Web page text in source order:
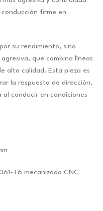
firme en
su rendimiento, sino
que combina líneas
alta calidad. Esta pieza es
la respuesta de dirección,
al conducir en condiciones
T6 mecanizado CNC